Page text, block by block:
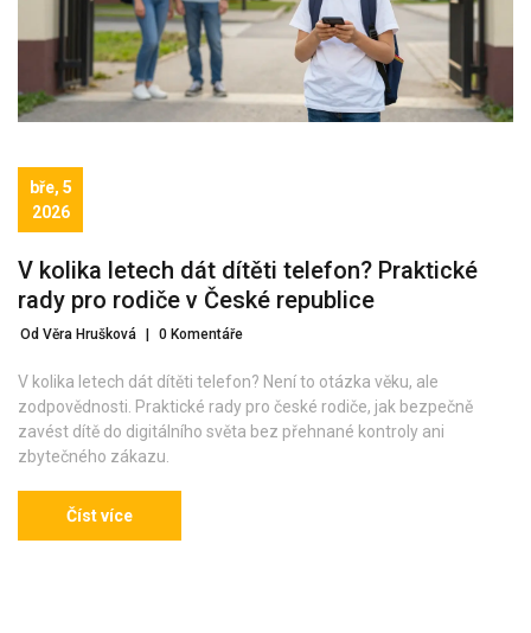
bře, 5
2026
V kolika letech dát dítěti telefon? Praktické
rady pro rodiče v České republice
Od Věra Hrušková 0 Komentáře
V kolika letech dát dítěti telefon? Není to otázka věku, ale
zodpovědnosti. Praktické rady pro české rodiče, jak bezpečně
zavést dítě do digitálního světa bez přehnané kontroly ani
zbytečného zákazu.
Číst více